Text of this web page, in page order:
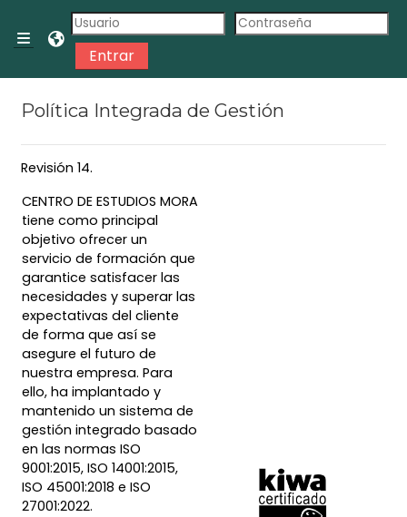
Salta al contenido principal
Panel lateralEntrar
Política Integrada de Gestión
Revisión 14.
CENTRO DE ESTUDIOS MORA
tiene como principal
objetivo ofrecer un
servicio de formación que
garantice satisfacer las
necesidades y superar las
expectativas del cliente
de forma que así se
asegure el futuro de
nuestra empresa. Para
ello, ha implantado y
mantenido un sistema de
gestión integrado basado
en las normas ISO
9001:2015, ISO 14001:2015,
ISO 45001:2018 e ISO
27001:2022.